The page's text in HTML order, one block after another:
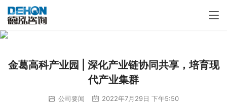
金葛高科产业园 | 深化产业链协同共享，培育现
代产业集群
公司要闻 2022年7月29日 下午5:50